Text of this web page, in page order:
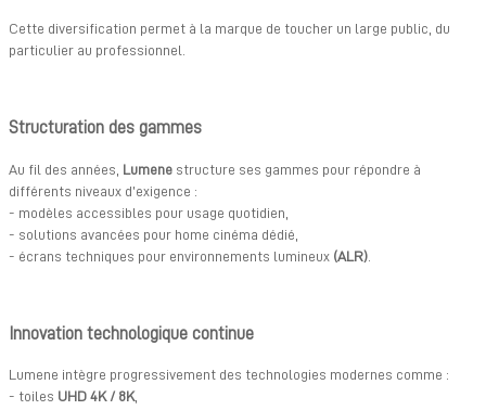
Cette diversification permet à la marque de toucher un large public, du
particulier au professionnel.
Structuration des gammes
Au fil des années, Lumene structure ses gammes pour répondre à
différents niveaux d’exigence :
- modèles accessibles pour usage quotidien,
- solutions avancées pour home cinéma dédié,
- écrans techniques pour environnements lumineux (ALR)
Innovation technologique continue
Lumene intègre progressivement des technologies modernes comme :
- toiles UHD 4K / 8K,